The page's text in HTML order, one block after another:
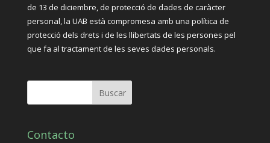
de 13 de diciembre, de protecció de dades de caràcter
personal, la UAB està compromesa amb una política de
protecció dels drets i de les llibertats de les persones pel
que fa al tractament de les seves dades personals.
Contacto